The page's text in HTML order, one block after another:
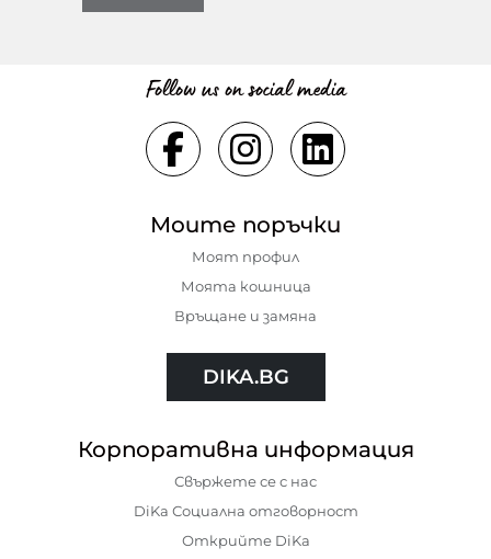
Follow us on social media
Моите поръчки
Моят профил
Моята кошница
Връщане и замяна
DIKA.BG
Корпоративна информация
Свържете се с нас
DiKa Социална отговорност
Открийте DiKa